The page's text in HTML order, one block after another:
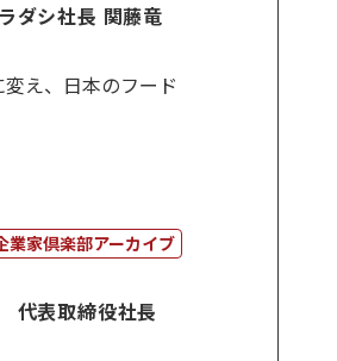
ダシ社長 関藤竜
変え、日本のフード
業家倶楽部アーカイブ
代表取締役社長